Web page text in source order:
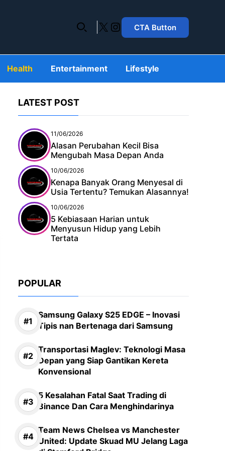
X Instagram
CTA Button
Health Entertainment Lifestyle
LATEST POST
11/06/2026
Alasan Perubahan Kecil Bisa
Mengubah Masa Depan Anda
10/06/2026
Kenapa Banyak Orang Menyesal di
Usia Tertentu? Temukan Alasannya!
10/06/2026
5 Kebiasaan Harian untuk
Menyusun Hidup yang Lebih
Tertata
POPULAR
Samsung Galaxy S25 EDGE – Inovasi
Tipis nan Bertenaga dari Samsung
Transportasi Maglev: Teknologi Masa
Depan yang Siap Gantikan Kereta
Konvensional
5 Kesalahan Fatal Saat Trading di
Binance Dan Cara Menghindarinya
Team News Chelsea vs Manchester
United: Update Skuad MU Jelang Laga